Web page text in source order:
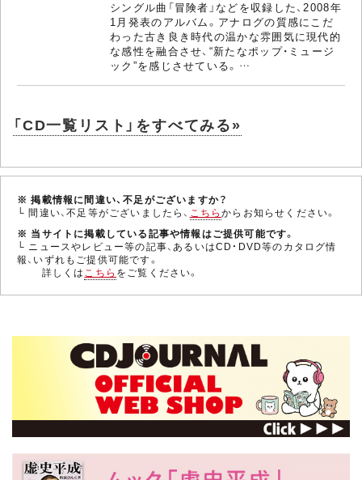
シングル曲「冒険者」などを収録した、2008年
1月発表のアルバム。アナログの質感にこだ
わった古き良き時代の温かな雰囲気に現代的
な感性を融合させ、“新たなポップ・ミュージ
ック”を感じさせている。…
「CD一覧リスト」をすべてみる»
※ 掲載情報に間違い、不足がございますか？
└ 間違い、不足等がございましたら、 こちらからお知らせください。
※ 当サイトに掲載している記事や情報はご提供可能です。
└ ニュースやレビュー等の記事、あるいはCD・DVD等のカタログ情
報、いずれもご提供可能です。
詳しくはこちら をご覧ください。